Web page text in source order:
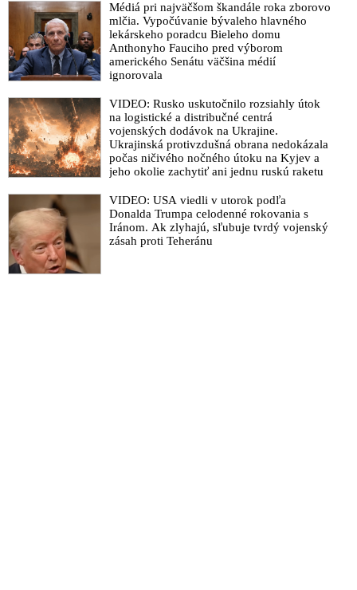
Médiá pri najväčšom škandále roka zborovo
mlčia. Vypočúvanie bývaleho hlavného
lekárskeho poradcu Bieleho domu
Anthonyho Fauciho pred výborom
amerického Senátu väčšina médií
ignorovala
VIDEO: Rusko uskutočnilo rozsiahly útok
na logistické a distribučné centrá
vojenských dodávok na Ukrajine.
Ukrajinská protivzdušná obrana nedokázala
počas ničivého nočného útoku na Kyjev a
jeho okolie zachytiť ani jednu ruskú raketu
VIDEO: USA viedli v utorok podľa
Donalda Trumpa celodenné rokovania s
Iránom. Ak zlyhajú, sľubuje tvrdý vojenský
zásah proti Teheránu